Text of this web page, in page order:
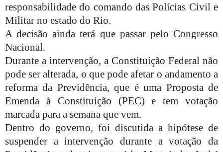
responsabilidade do comando das Polícias Civil e
Militar no estado do Rio.
A decisão ainda terá que passar pelo Congresso
Nacional.
Durante a intervenção, a Constituição Federal não
pode ser alterada, o que pode afetar o andamento a
reforma da Previdência, que é uma Proposta de
Emenda à Constituição (PEC) e tem votação
marcada para a semana que vem.
Dentro do governo, foi discutida a hipótese de
suspender a intervenção durante a votação da